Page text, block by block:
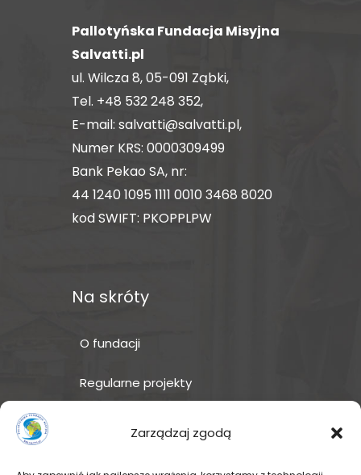
Zarządzaj zgodą
Pallotyńska Fundacja Misyjna
Salvatti.pl
ul. Wilcza 8, 05-091 Ząbki,
Tel. +48 532 248 352,
E-mail: salvatti@salvatti.pl,
Numer KRS: 0000309499
Bank Pekao SA, nr:
44 1240 1095 1111 0010 3468 8020
kod SWIFT: PKOPPLPW
Na skróty
O fundacji
Regularne projekty